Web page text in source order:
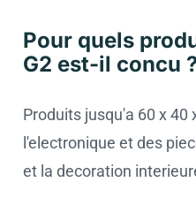
Pour quels
G2 est-il concu
Produits jusqu'a 60 x 40
l'electronique et des
et la decoration